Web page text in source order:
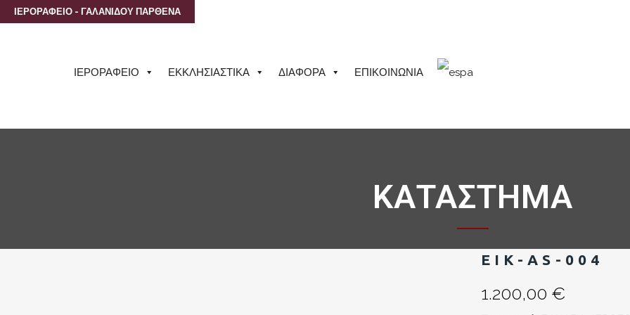
ΙΕΡΟΡΑΦΕΙΟ - ΓΑΛΑΝΙΔΟΥ ΠΑΡΘΕΝΑ
ΙΕΡΟΡΑΦΕΙΟ ΕΚΚΛΗΣΙΑΣΤΙΚΑ ΔΙΑΦΟΡΑ ΕΠΙΚΟΙΝΩΝΙΑ
ΚΑΤΑΣΤΗΜΑ
EIK-AS-004
1.200,00 €